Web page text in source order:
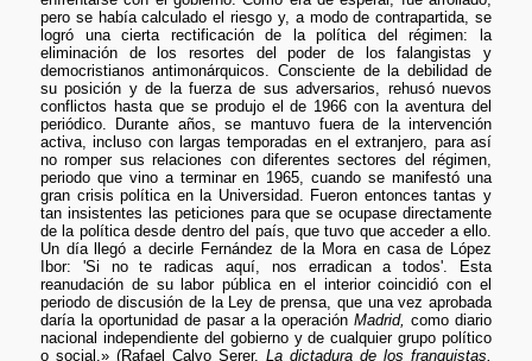
pero se había calculado el riesgo y, a modo de contrapartida, se
logró una cierta rectificación de la política del régimen: la
eliminación de los resortes del poder de los falangistas y
democristianos antimonárquicos. Consciente de la debilidad de
su posición y de la fuerza de sus adversarios, rehusó nuevos
conflictos hasta que se produjo el de 1966 con la aventura del
periódico. Durante años, se mantuvo fuera de la intervención
activa, incluso con largas temporadas en el extranjero, para así
no romper sus relaciones con diferentes sectores del régimen,
periodo que vino a terminar en 1965, cuando se manifestó una
gran crisis política en la Universidad. Fueron entonces tantas y
tan insistentes las peticiones para que se ocupase directamente
de la política desde dentro del país, que tuvo que acceder a ello.
Un día llegó a decirle Fernández de la Mora en casa de López
Ibor: 'Si no te radicas aquí, nos erradican a todos'. Esta
reanudación de su labor pública en el interior coincidió con el
periodo de discusión de la Ley de prensa, que una vez aprobada
daría la oportunidad de pasar a la operaciónMadrid, como diario
nacional independiente del gobierno y de cualquier grupo político
o social.» (Rafael Calvo Serer,La dictadura de los franquistas,